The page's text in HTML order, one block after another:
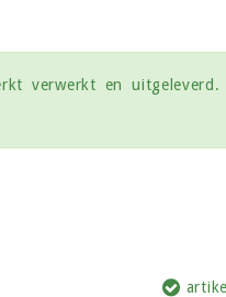
verwerkt en uitgeleverd.